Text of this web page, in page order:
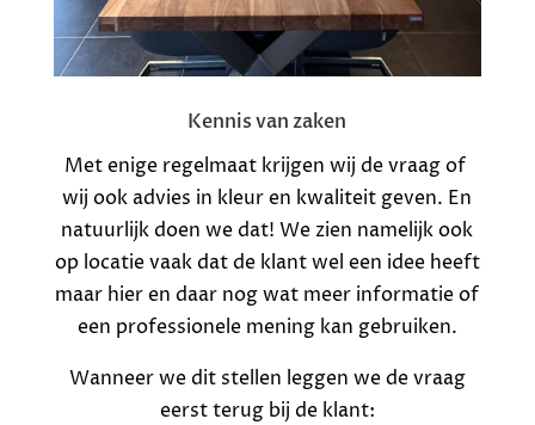
Kennis van zaken
Met enige regelmaat krijgen wij de vraag of
wij ook advies in kleur en kwaliteit geven. En
natuurlijk doen we dat! We zien namelijk ook
op locatie vaak dat de klant wel een idee heeft
maar hier en daar nog wat meer informatie of
een professionele mening kan gebruiken.
Wanneer we dit stellen leggen we de vraag
eerst terug bij de klant: